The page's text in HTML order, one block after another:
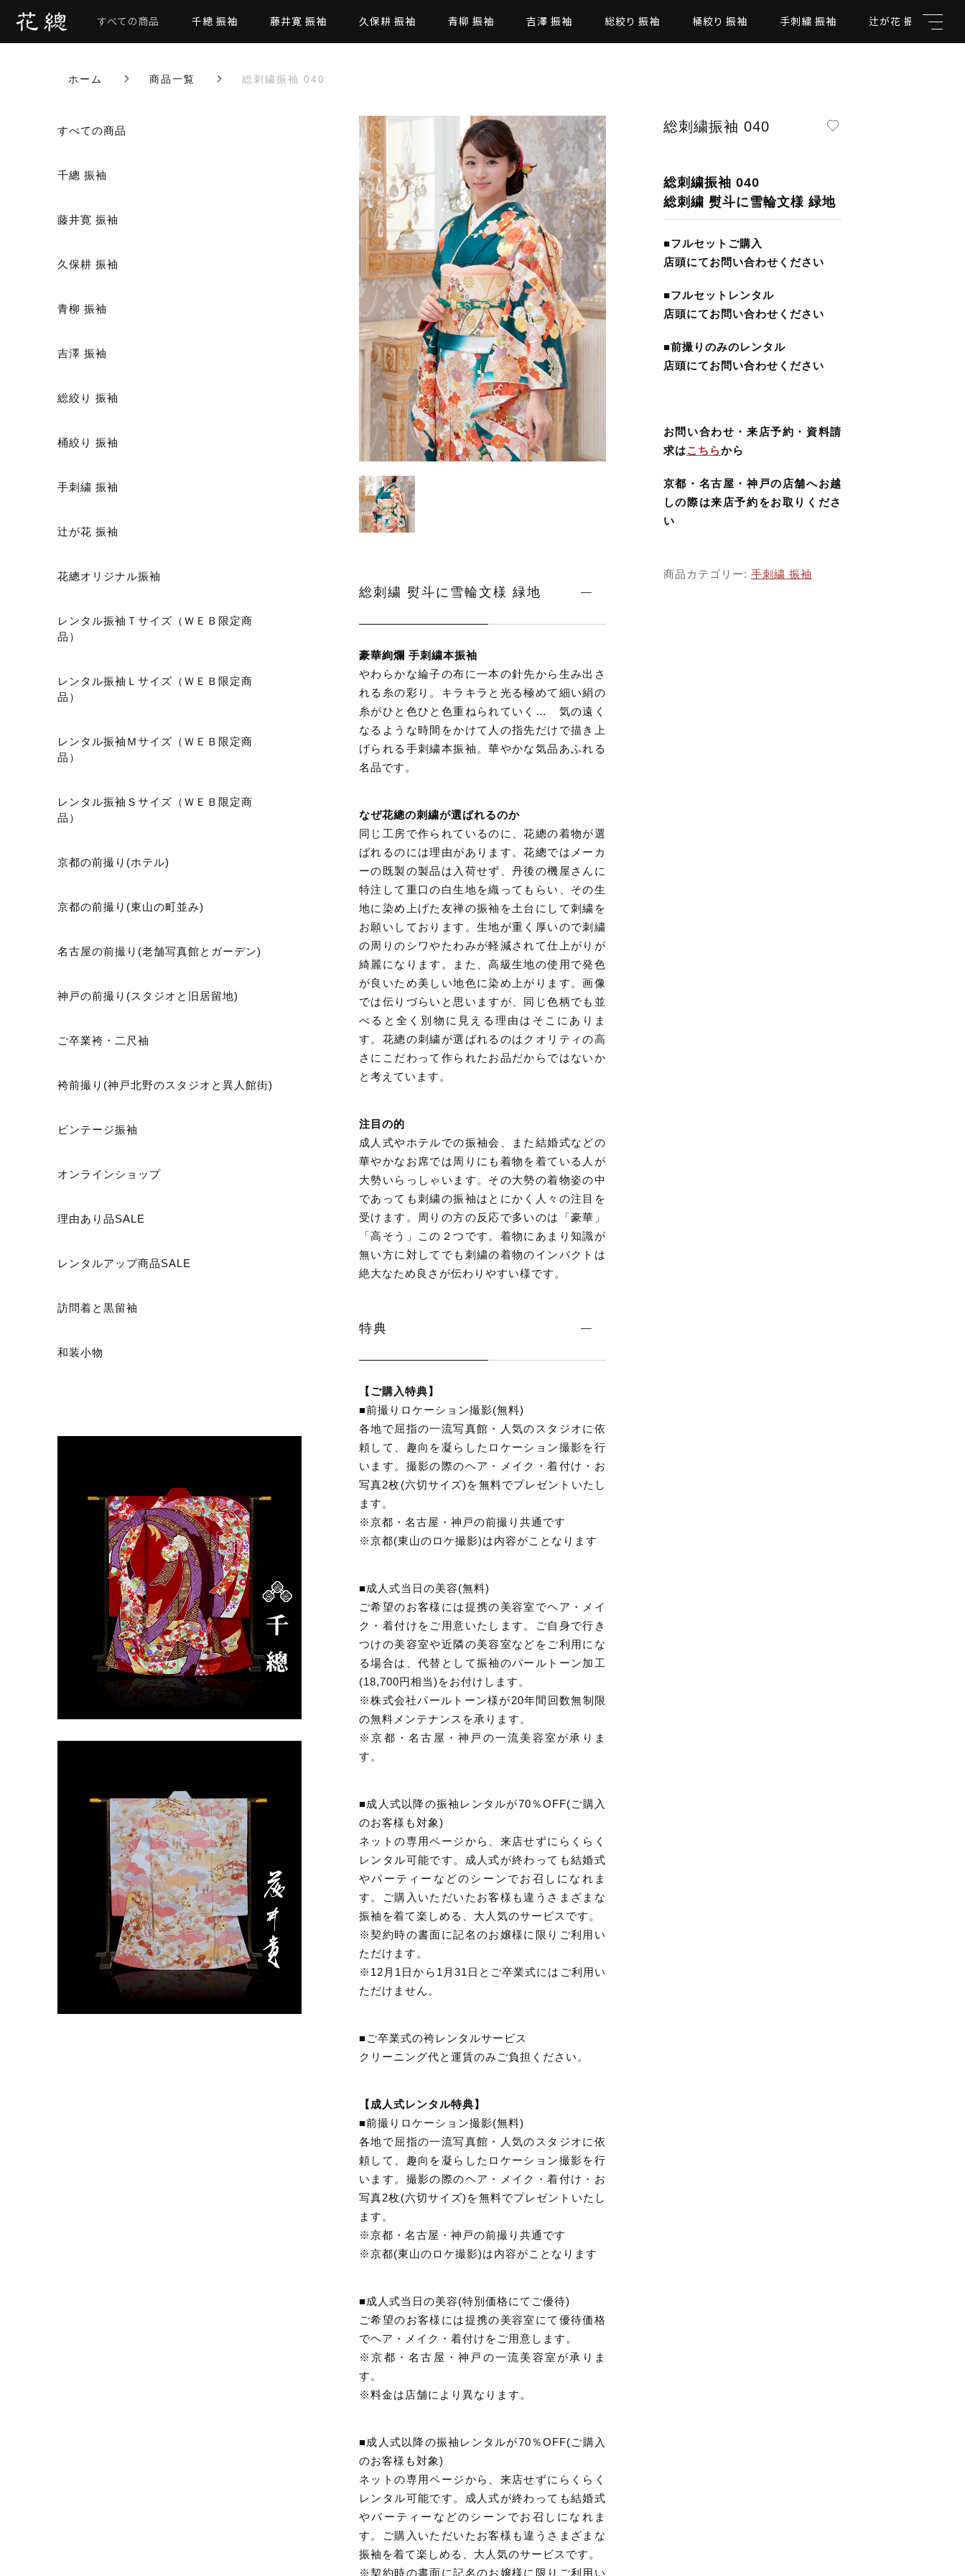
すべての商品 千總 振袖 藤井寛 振袖 久保耕 振袖 青柳 振袖 吉澤 振袖 総絞り 振袖 桶絞り 振袖 手刺繍 振袖 辻が花 振袖
ホーム 商品一覧 総刺繍振袖 040
総刺繍 熨斗に雪輪文様 緑地
豪華絢爛 手刺繍本振袖
やわらかな綸子の布に一本の針先から生み出さ
れる糸の彩り。キラキラと光る極めて細い絹の
糸がひと色ひと色重ねられていく… 気の遠く
なるような時間をかけて人の指先だけで描き上
げられる手刺繍本振袖。華やかな気品あふれる
名品です。
なぜ花總の刺繍が選ばれるのか
同じ工房で作られているのに、花總の着物が選
ばれるのには理由があります。花總ではメーカ
ーの既製の製品は入荷せず、丹後の機屋さんに
特注して重口の白生地を織ってもらい、その生
地に染め上げた友禅の振袖を土台にして刺繍を
お願いしております。生地が重く厚いので刺繍
の周りのシワやたわみが軽減されて仕上がりが
綺麗になります。また、高級生地の使用で発色
が良いため美しい地色に染め上がります。画像
では伝りづらいと思いますが、同じ色柄でも並
べると全く別物に見える理由はそこにありま
す。花總の刺繍が選ばれるのはクオリティの高
さにこだわって作られたお品だからではないか
と考えています。
注目の的
成人式やホテルでの振袖会、また結婚式などの
華やかなお席では周りにも着物を着ている人が
大勢いらっしゃいます。その大勢の着物姿の中
であっても刺繍の振袖はとにかく人々の注目を
受けます。周りの方の反応で多いのは「豪華」
「高そう」この２つです。着物にあまり知識が
無い方に対してでも刺繍の着物のインパクトは
絶大なため良さが伝わりやすい様です。
特典
【ご購入特典】
■前撮りロケーション撮影(無料)
各地で屈指の一流写真館・人気のスタジオに依
頼して、趣向を凝らしたロケーション撮影を行
います。撮影の際のヘア・メイク・着付け・お
写真2枚(六切サイズ)を無料でプレゼントいたし
ます。
※京都・名古屋・神戸の前撮り共通です
※京都(東山のロケ撮影)は内容がことなります
■成人式当日の美容(無料)
ご希望のお客様には提携の美容室でヘア・メイ
ク・着付けをご用意いたします。ご自身で行き
つけの美容室や近隣の美容室などをご利用にな
る場合は、代替として振袖のパールトーン加工
(18,700円相当)をお付けします。
※株式会社パールトーン様が20年間回数無制限
の無料メンテナンスを承ります。
※京都・名古屋・神戸の一流美容室が承りま
す。
■成人式以降の振袖レンタルが70％OFF(ご購入
のお客様も対象)
ネットの専用ページから、来店せずにらくらく
レンタル可能です。成人式が終わっても結婚式
やパーティーなどのシーンでお召しになれま
す。ご購入いただいたお客様も違うさまざまな
振袖を着て楽しめる、大人気のサービスです。
※契約時の書面に記名のお嬢様に限りご利用い
ただけます。
※12月1日から1月31日とご卒業式にはご利用い
ただけません。
■ご卒業式の袴レンタルサービス
クリーニング代と運賃のみご負担ください。
【成人式レンタル特典】
■前撮りロケーション撮影(無料)
各地で屈指の一流写真館・人気のスタジオに依
頼して、趣向を凝らしたロケーション撮影を行
います。撮影の際のヘア・メイク・着付け・お
写真2枚(六切サイズ)を無料でプレゼントいたし
ます。
※京都・名古屋・神戸の前撮り共通です
※京都(東山のロケ撮影)は内容がことなります
■成人式当日の美容(特別価格にてご優待)
ご希望のお客様には提携の美容室にて優待価格
でヘア・メイク・着付けをご用意します。
※京都・名古屋・神戸の一流美容室が承りま
す。
※料金は店舗により異なります。
■成人式以降の振袖レンタルが70％OFF(ご購入
のお客様も対象)
ネットの専用ページから、来店せずにらくらく
レンタル可能です。成人式が終わっても結婚式
やパーティーなどのシーンでお召しになれま
す。ご購入いただいたお客様も違うさまざまな
振袖を着て楽しめる、大人気のサービスです。
※契約時の書面に記名のお嬢様に限りご利用い
総刺繍振袖 040
総刺繍振袖 040
総刺繍 熨斗に雪輪文様 緑地
■フルセットご購入
店頭にてお問い合わせください
■フルセットレンタル
店頭にてお問い合わせください
■前撮りのみのレンタル
店頭にてお問い合わせください
お問い合わせ・来店予約・資料請
求はこちらから
京都・名古屋・神戸の店舗へお越
しの際は来店予約をお取りくださ
い
商品カテゴリー: 手刺繍 振袖
すべての商品
千總 振袖
藤井寛 振袖
久保耕 振袖
青柳 振袖
吉澤 振袖
総絞り 振袖
桶絞り 振袖
手刺繍 振袖
辻が花 振袖
花總オリジナル振袖
レンタル振袖Ｔサイズ（ＷＥＢ限定商
品）
レンタル振袖Ｌサイズ（ＷＥＢ限定商
品）
レンタル振袖Ｍサイズ（ＷＥＢ限定商
品）
レンタル振袖Ｓサイズ（ＷＥＢ限定商
品）
京都の前撮り(ホテル)
京都の前撮り(東山の町並み)
名古屋の前撮り(老舗写真館とガーデン)
神戸の前撮り(スタジオと旧居留地)
ご卒業袴・二尺袖
袴前撮り(神戸北野のスタジオと異人館街)
ビンテージ振袖
オンラインショップ
理由あり品SALE
レンタルアップ商品SALE
訪問着と黒留袖
和装小物
ショッピングを続ける カートを確認する
子カテゴリ
～
並び順
その他